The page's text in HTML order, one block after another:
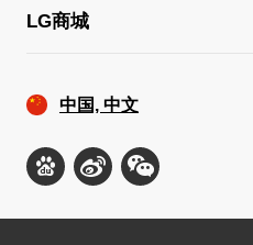
LG商城
中国, 中文